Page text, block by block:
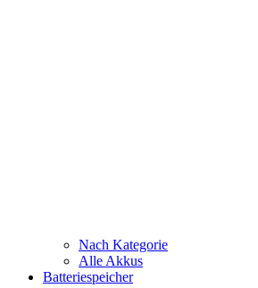
Nach Kategorie
Alle Akkus
Batteriespeicher